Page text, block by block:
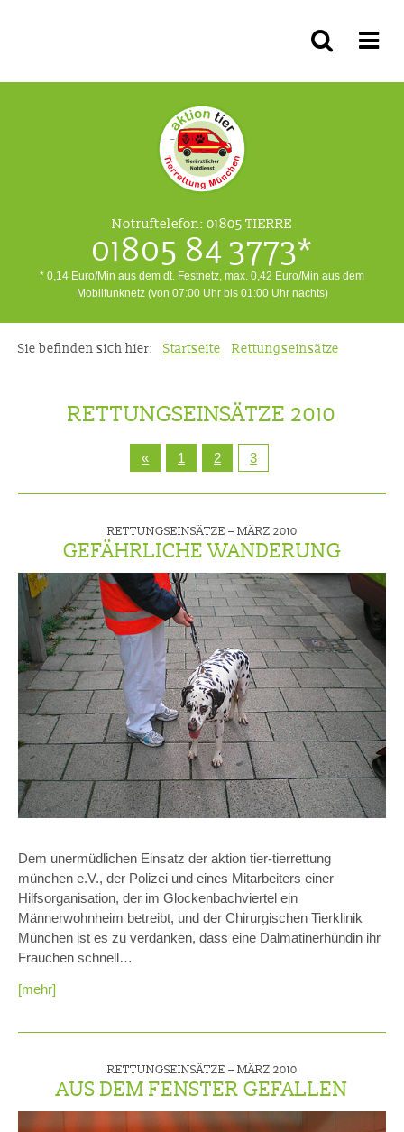
Notruftelefon: 01805 TIERRE
01805 84 3773*
* 0,14 Euro/Min aus dem dt. Festnetz, max. 0,42 Euro/Min aus dem
Mobilfunknetz (von 07:00 Uhr bis 01:00 Uhr nachts)
Sie befinden sich hier: Startseite Rettungseinsätze
RETTUNGSEINSÄTZE 2010
« 1 2 3
RETTUNGSEINSÄTZE – MÄRZ 2010
GEFÄHRLICHE WANDERUNG
Dem unermüdlichen Einsatz der aktion tier-tierrettung
münchen e.V., der Polizei und eines Mitarbeiters einer
Hilfsorganisation, der im Glockenbachviertel ein
Männerwohnheim betreibt, und der Chirurgischen Tierklinik
München ist es zu verdanken, dass eine Dalmatinerhündin ihr
Frauchen schnell…
[mehr]
RETTUNGSEINSÄTZE – MÄRZ 2010
AUS DEM FENSTER GEFALLEN